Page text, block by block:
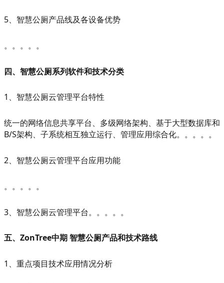
5、智慧公厕产品线及各设备优势
。。。。。
四、智慧公厕系列软件和技术分类
1、智慧公厕云管理平台特性
统一的网络信息共享平台、多级网络架构、基于大型数据库和
B/S架构、子系统相互独立运行、管理应用综合化。。。。。
2、智慧公厕云管理平台应用功能
。。。。。
3、智慧公厕云管理平台。。。。。
五、ZonTree中期 智慧公厕产品和技术路线
1、重点项目技术应用情况分析